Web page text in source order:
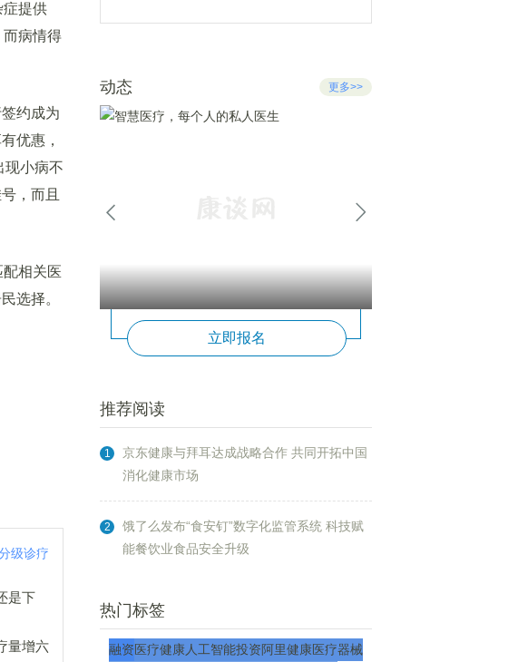
症提供
而病情得
约成为
优惠，
现小病不
，而且
相关医
选择。
级诊疗
是下
量增六
动态 更多>>
立即报名
推荐阅读
1
京东健康与拜耳达成战略合作 共同开拓中国
消化健康市场
2
饿了么发布“食安钉”数字化监管系统 科技赋
能餐饮业食品安全升级
热门标签
融资医疗健康人工智能投资阿里健康医疗器械